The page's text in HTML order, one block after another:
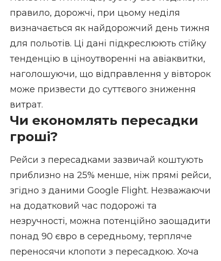
правило, дорожчі, при цьому неділя
визначається як найдорожчий день тижня
для польотів. Ці дані підкреслюють стійку
тенденцію в ціноутворенні на авіаквитки,
наголошуючи, що відправлення у вівторок
може призвести до суттєвого зниження
витрат.
Чи економлять пересадки
гроші?
Рейси з пересадками зазвичай коштують
приблизно на 25% менше, ніж прямі рейси,
згідно з даними Google Flight. Незважаючи
на додатковий час подорожі та
незручності, можна потенційно заощадити
понад 90 євро в середньому, терпляче
переносячи клопоти з пересадкою. Хоча